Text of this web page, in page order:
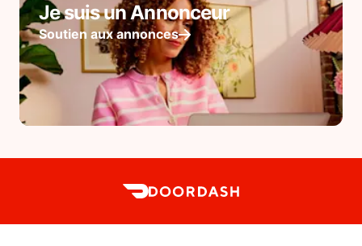
Je suis un Annonceur
Soutien aux annonces